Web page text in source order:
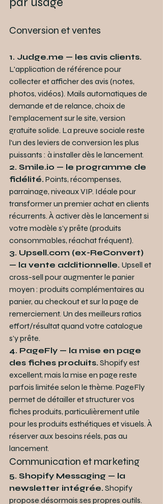
Conversion et ventes
1. Judge.me — les avis clients.
L'application de référence pour
collecter et afficher des avis (notes,
photos, vidéos). Mails automatiques de
demande et de relance, choix de
l'emplacement sur le site, version
gratuite solide. La preuve sociale reste
l'un des leviers de conversion les plus
puissants : à installer dès le lancement.
2. Smile.io — le programme de
fidélité. Points, récompenses,
parrainage, niveaux VIP. Idéale pour
transformer un premier achat en clients
récurrents. À activer dès le lancement si
votre modèle s'y prête (produits
consommables, réachat fréquent).
3. Upsell.com (ex-ReConvert)
— la vente additionnelle. Upsell et
cross-sell pour augmenter le panier
moyen : produits complémentaires au
panier, au checkout et sur la page de
remerciement. Un des meilleurs ratios
effort/résultat quand votre catalogue
s'y prête.
4. PageFly — la mise en page
des fiches produits. Shopify est
excellent, mais la mise en page reste
parfois limitée selon le thème. PageFly
permet de détailler et structurer vos
fiches produits, particulièrement utile
pour les produits esthétiques et visuels. À
réserver aux besoins réels, pas au
lancement.
Communication et marketing
5. Shopify Messaging — la
newsletter intégrée. Shopify
propose désormais ses propres outils.